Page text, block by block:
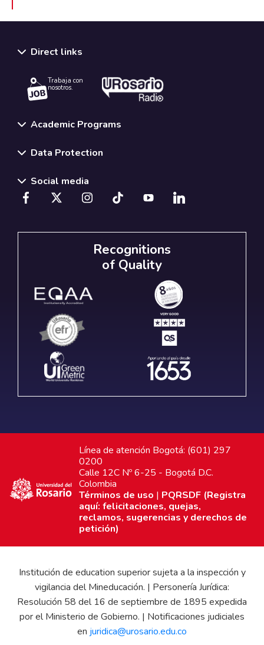
Direct links
Trabaja con
nosotros.
Academic Programs
Data Protection
Social media
Recognitions
of Quality
Línea de atención Bogotá: (601) 297
0200
Calle 12C Nº 6-25 - Bogotá D.C.
Colombia
Términos de uso | PQRSDF (Registra
aquí: felicitaciones, quejas,
reclamos, sugerencias y derechos de
petición)
Institución de education superior sujeta a la inspección y
vigilancia del Mineducación. | Personería Jurídica:
Resolución 58 del 16 de septiembre de 1895 expedida
por el Ministerio de Gobierno. | Notificaciones judiciales
en juridica@urosario.edu.co